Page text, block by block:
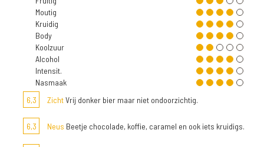
Moutig
Kruidig
Body
Koolzuur
Alcohol
Intensit.
Nasmaak
6,3
ZichtVrij donker bier maar niet ondoorzichtig.
6,3 Neus Beetje chocolade, koffie, caramel en ook iets kruidigs.